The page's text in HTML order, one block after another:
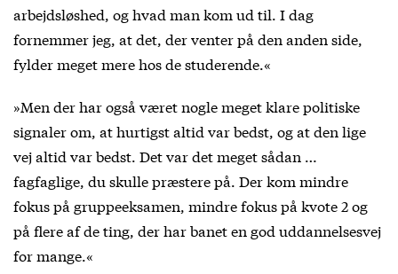
arbejdsløshed, og hvad man kom ud til. I dag
fornemmer jeg, at det, der venter på den anden side,
fylder meget mere hos de studerende.«
»Men der har også været nogle meget klare politiske
signaler om, at hurtigst altid var bedst, og at den lige
vej altid var bedst. Det var det meget sådan …
fagfaglige, du skulle præstere på. Der kom mindre
fokus på gruppeeksamen, mindre fokus på kvote 2 og
på flere af de ting, der har banet en god uddannelsesvej
for mange.«